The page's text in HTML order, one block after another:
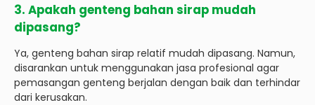
3. Apakah genteng bahan sirap mudah
dipasang?
Ya, genteng bahan sirap relatif mudah dipasang. Namun,
disarankan untuk menggunakan jasa profesional agar
pemasangan genteng berjalan dengan baik dan terhindar
dari kerusakan.